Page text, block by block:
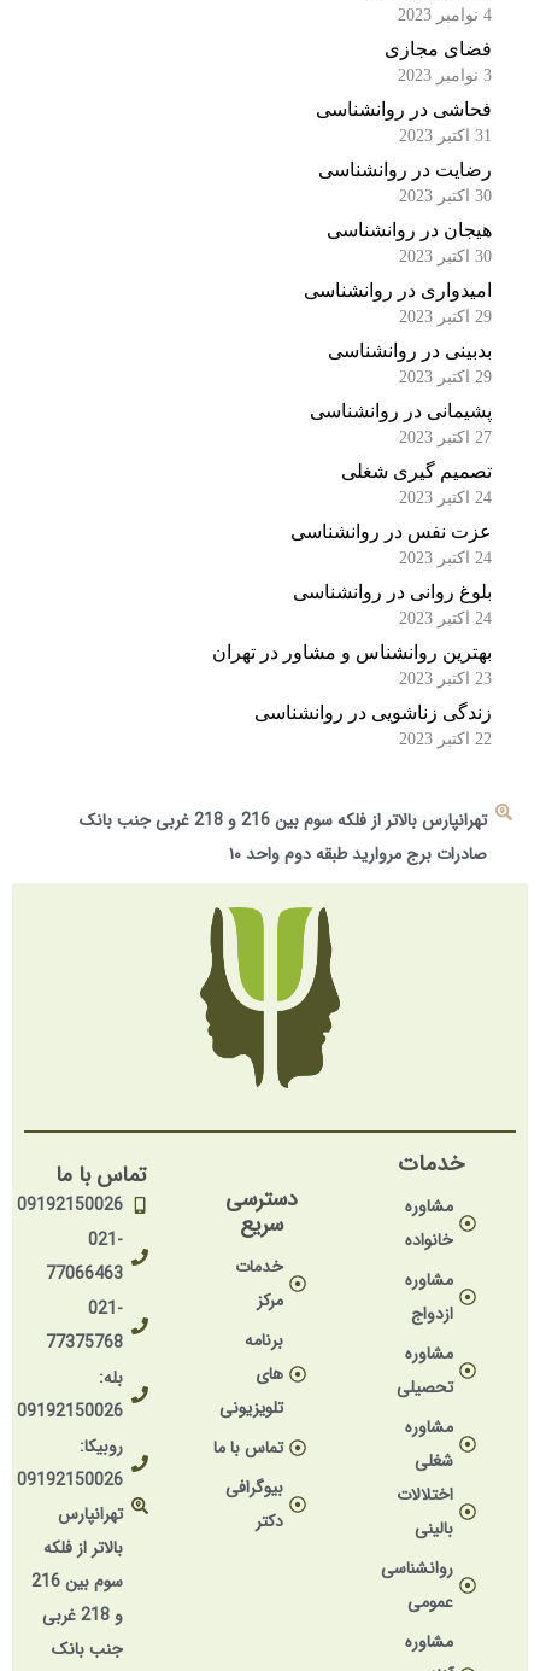
فضای مجازی
فحاشی در روانشناسی
رضایت در روانشناسی
هیجان در روانشناسی
امیدواری در روانشناسی
بدبینی در روانشناسی
پشیمانی در روانشناسی
تصمیم گیری شغلی
عزت نفس در روانشناسی
بلوغ روانی در روانشناسی
بهترین روانشناس و مشاور در تهران
زندگی زناشویی در روانشناسی
تهرانپارس بالاتر از فلکه سوم بین 216 و 218 غربی جنب بانک
صادرات برج مروارید طبقه دوم واحد ۱۰
خدمات
مشاوره
خانواده
مشاوره
ازدواج
مشاوره
تحصیلی
مشاوره
شغلی
اختلالات
بالینی
روانشناسی
عمومی
مشاوره
دسترسی
سریع
خدمات
مرکز
های
تلویزیونی
تماس با ما
بیوگرافی
دکتر
تماس با ما
09192150026
77066463
77375768
09192150026
روبیکا:
09192150026
تهرانپارس
بالاتر از فلکه
سوم بین 216
و 218 غربی
جنب بانک